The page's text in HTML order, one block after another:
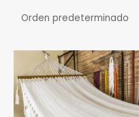
producto
tiene
múltiples